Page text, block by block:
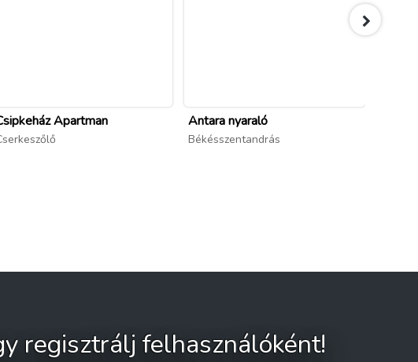
Apartman Antara nyaraló
Békésszentandrás
regisztrálj felhasználóként!